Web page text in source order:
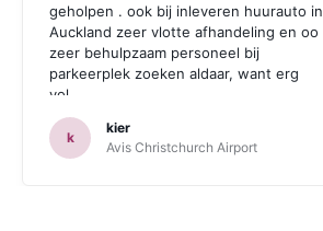
geholpen . ook bij inleveren huurauto in
Auckland zeer vlotte afhandeling en oo
zeer behulpzaam personeel bij
parkeerplek zoeken aldaar, want erg
vol.
k
kier
Avis Christchurch Airport